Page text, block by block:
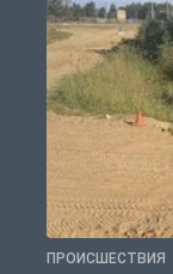
ПРОИСШЕСТВИЯ